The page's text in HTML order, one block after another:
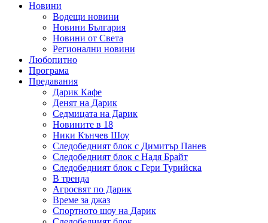
Новини
Водещи новини
Новини България
Новини от Света
Регионални новини
Любопитно
Програма
Предавания
Дарик Кафе
Денят на Дарик
Седмицата на Дарик
Новините в 18
Ники Кънчев Шоу
Следобедният блок с Димитър Панев
Следобедният блок с Надя Брайт
Следобедният блок с Гери Турийска
В тренда
Агросвят по Дарик
Време за джаз
Спортното шоу на Дарик